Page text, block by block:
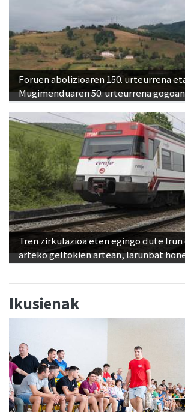
Foruen abolizioaren 150. urteurrena
Mugimenduaren 50. urteurrena gogoan
Tren zirkulazioa eten egingo dute
arteko geltokien artean, larunbat
Ikusienak